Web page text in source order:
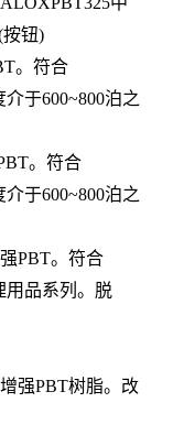
钮)
。符合
于600~800泊之
。符合
于600~800泊之
PBT。符合
用品系列。脱
强PBT树脂。改